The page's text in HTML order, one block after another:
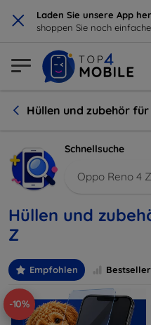
× Laden Sie unsere App
shoppen Sie noch
Hüllen und zubehör
Schnellsuche
Oppo Reno 4 Z
Hüllen und
Z
Empfohlen Bestseller
-10%